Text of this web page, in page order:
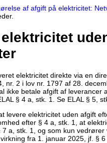
af afgift på elektricitet:
elektricitet direkte via en
nr. 2 i lov nr. 1797 af 28.
ikke betale afgift af leverancer
§ 4 a, stk. 1. Se ELAL § 5,
levere elektricitet uden afgift
efter § 4 a, stk. 1, at
7 a, stk. 1, og som kun
fra 1. januar 2025, jf. §